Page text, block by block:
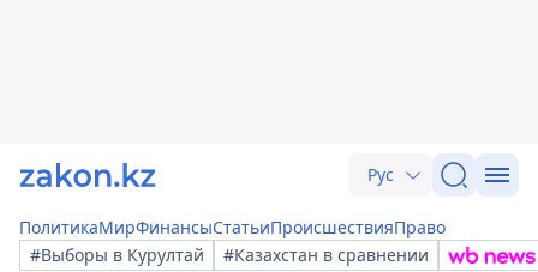
Рус
ПолитикаМирФинансыСтатьиПроисшествияПраво
#Выборы в Курултай
#Казахстан в сравнении